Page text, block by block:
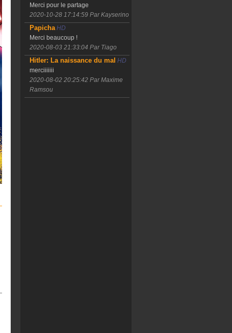
Merci pour le partage
2020-10-28 17:14:59 Par Kayserino
PapichaHD
Merci beaucoup !
2020-08-03 21:33:04 Par Tiago
Hitler: La naissance du mal HD
merciiiiiii
2020-08-02 20:25:42 Par Maxime
Ramsou